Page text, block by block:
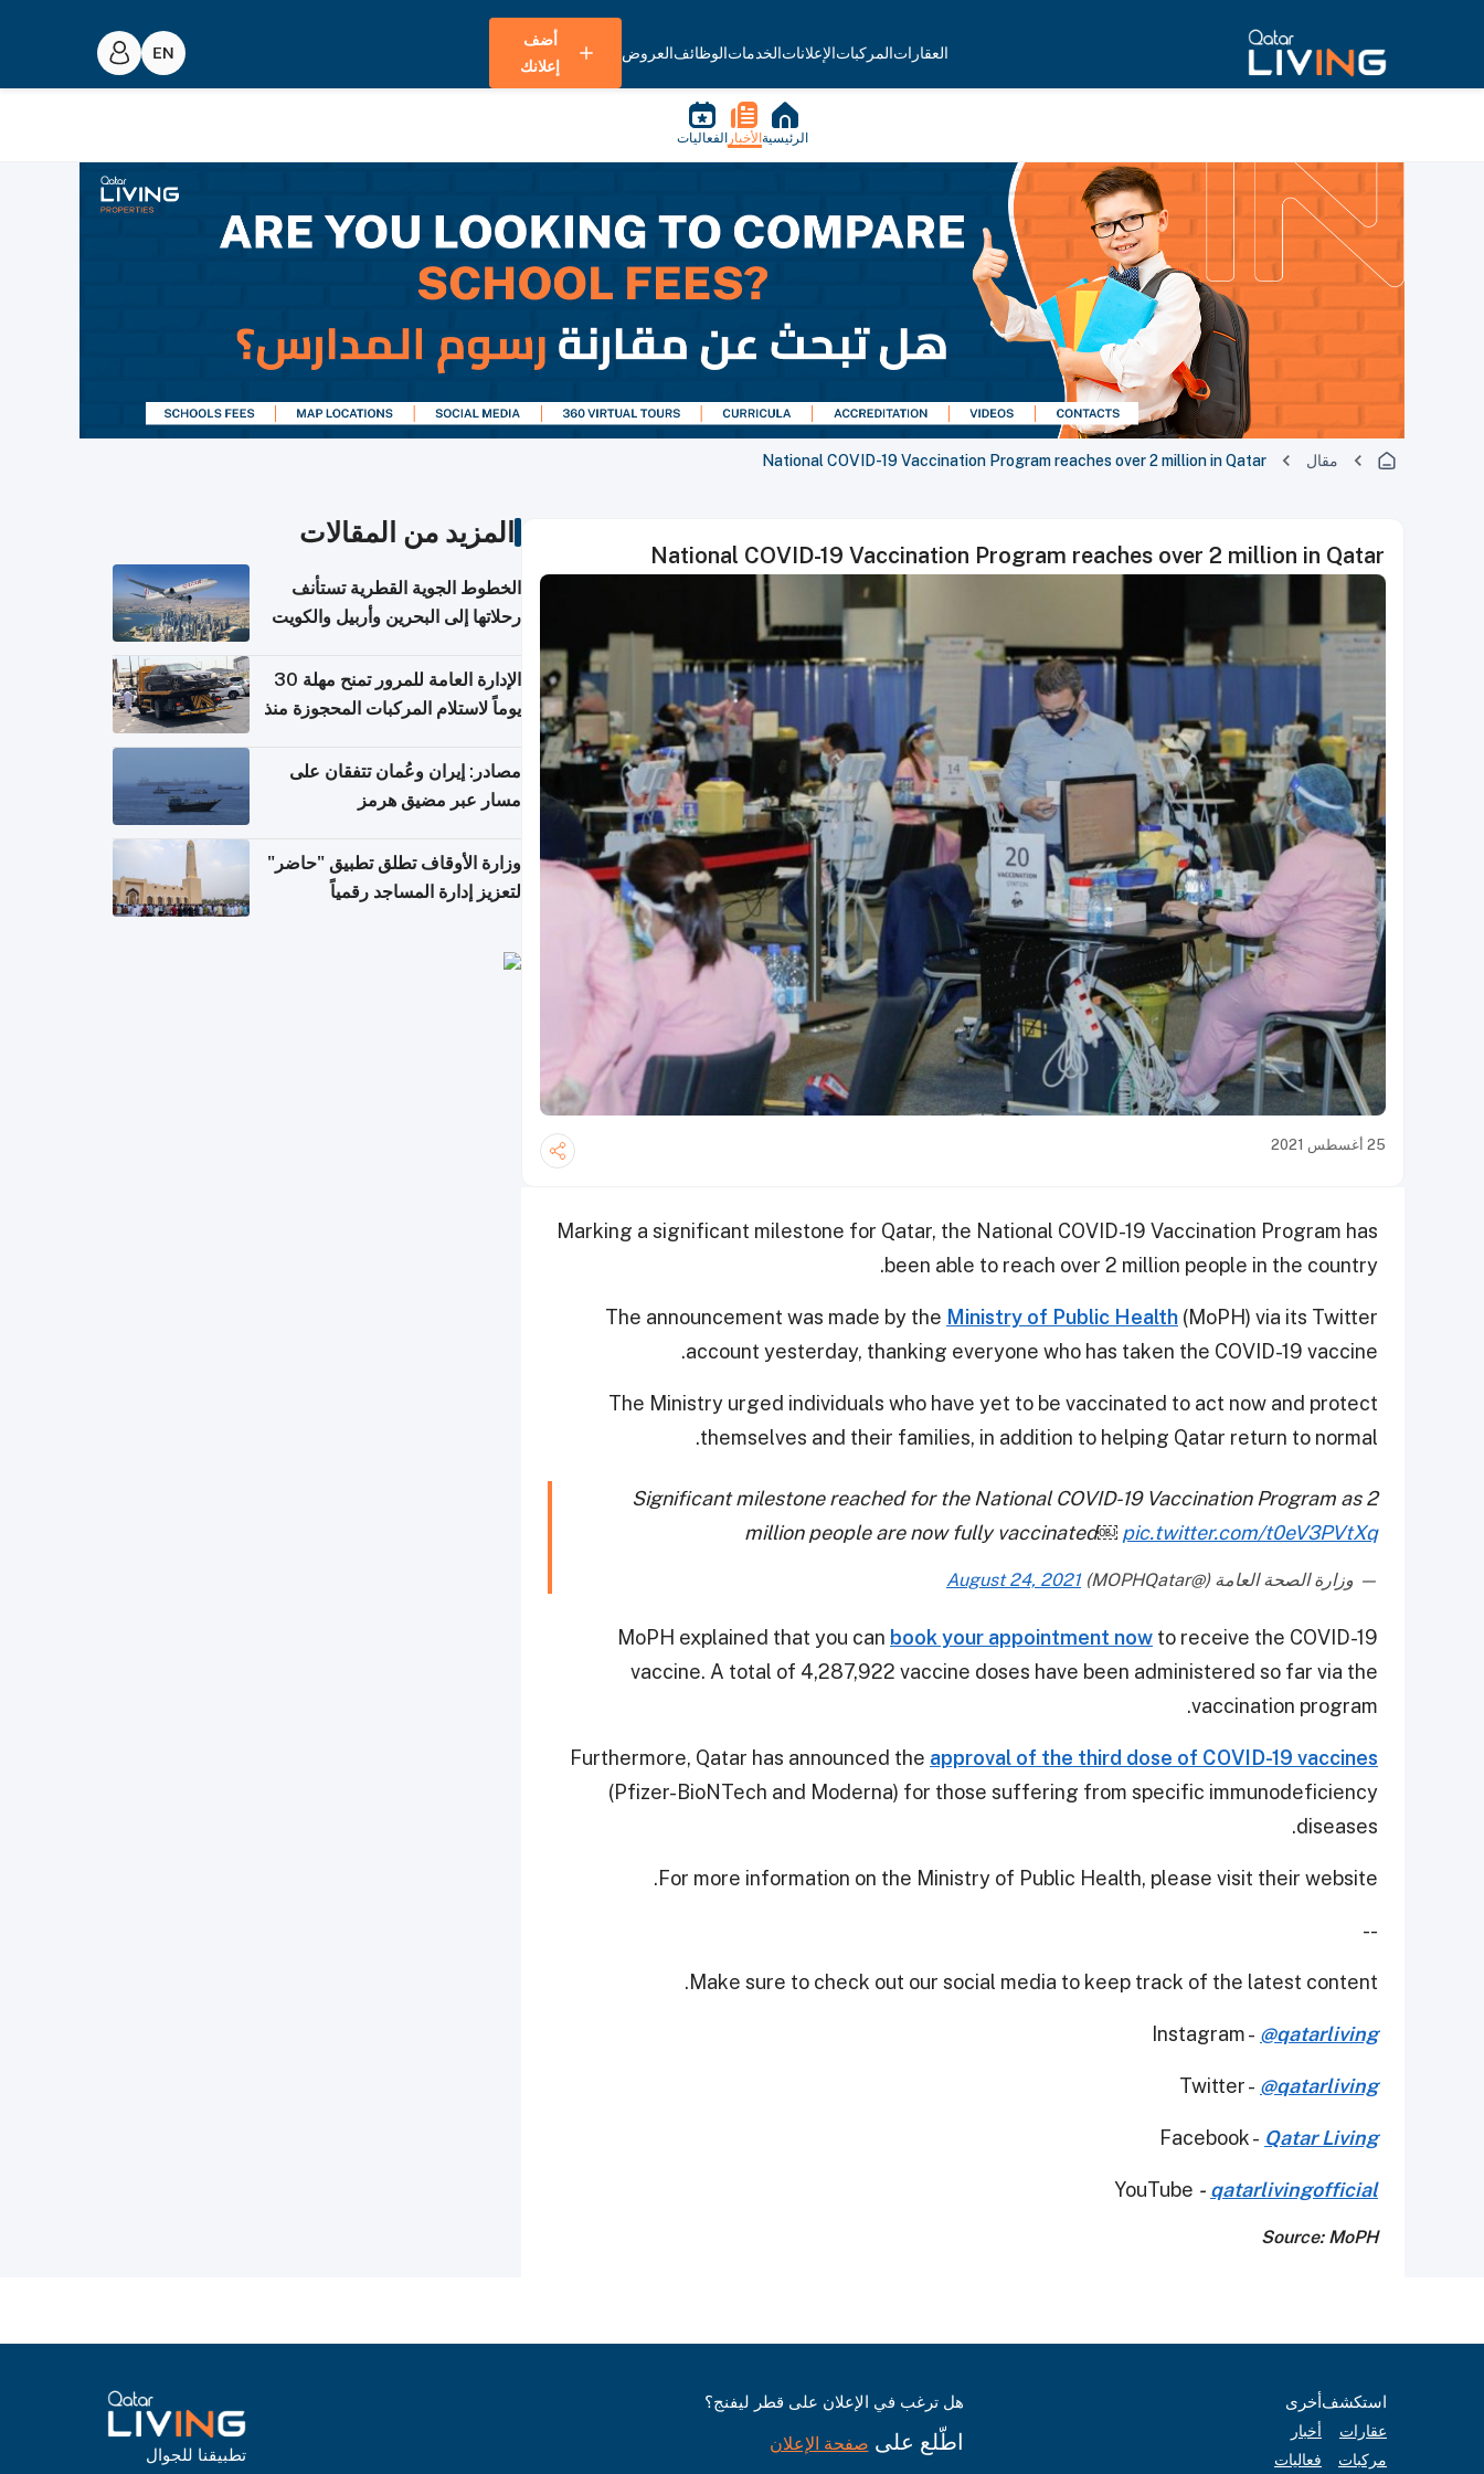
العقاراتالمركباتالإعلاناتالخدماتالوظائفالعروض
أضف
إعلانك
الرئيسية الأخبار الفعاليات
مقال National COVID-19 Vaccination Program reaches over 2 million in Qatar
National COVID-19 Vaccination Program reaches over 2 million in Qatar
25 أغسطس 2021
Marking a significant milestone for Qatar, the National COVID-19 Vaccination Program has
been able to reach over 2 million people in the country.
The announcement was made by the Ministry of Public Health (MoPH) via its Twitter
account yesterday, thanking everyone who has taken the COVID-19 vaccine.
The Ministry urged individuals who have yet to be vaccinated to act now and protect
themselves and their families, in addition to helping Qatar return to normal.
Significant milestone reached for the National COVID-19 Vaccination Program as 2
million people are now fully vaccinated￼ pic.twitter.com/t0eV3PVtXq
— وزارة الصحة العامة (@MOPHQatar) August 24, 2021
MoPH explained that you can book your appointment now to receive the COVID-19
vaccine. A total of 4,287,922 vaccine doses have been administered so far via the
vaccination program.
Furthermore, Qatar has announced the approval of the third dose of COVID-19 vaccines
(Pfizer-BioNTech and Moderna) for those suffering from specific immunodeficiency
diseases.
For more information on the Ministry of Public Health, please visit their website.
--
Make sure to check out our social media to keep track of the latest content.
Instagram - @qatarliving
Twitter - @qatarliving
Facebook - Qatar Living
YouTube - qatarlivingofficial
Source: MoPH
المزيد من المقالات
الخطوط الجوية القطرية تستأنف
رحلاتها إلى البحرين وأربيل والكويت
الإدارة العامة للمرور تمنح مهلة 30
يوماً لاستلام المركبات المحجوزة منذ
مصادر: إيران وعُمان تتفقان على
مسار عبر مضيق هرمز
وزارة الأوقاف تطلق تطبيق "حاضر"
لتعزيز إدارة المساجد رقمياً
استكشف
عقارات
مركبات
أخرى
أخبار
فعاليات
هل ترغب في الإعلان على قطر ليفنج؟
اطّلع على صفحة الإعلان
تطبيقنا للجوال